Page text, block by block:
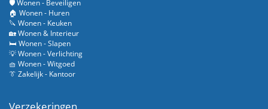
🛡️ Wonen - Beveiligen
🏠 Wonen - Huren
🔪 Wonen - Keuken
🏡 Wonen & Interieur
🛏️ Wonen - Slapen
💡 Wonen - Verlichting
🧺 Wonen - Witgoed
👔 Zakelijk - Kantoor